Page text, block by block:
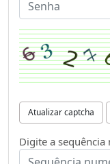
Atualizar captcha
Digite a